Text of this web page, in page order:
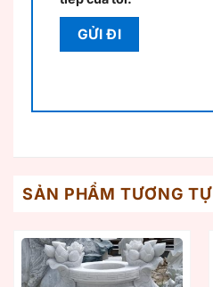
SẢN PHẨM TƯƠNG TỰ